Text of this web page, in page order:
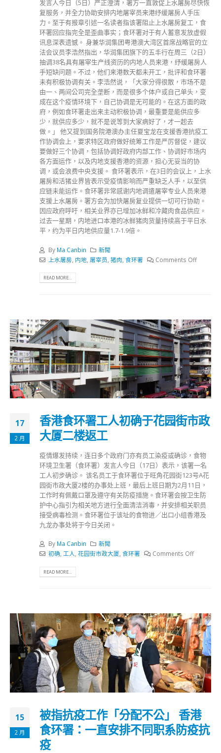
发言人今日（5日）严正澄清，署方一直敦促上水屠房尽快恢
复服务，并全力协助安排内地屠宰员来港纾缓屠房人手压
力。至于有报章引述一名读者指该署阻止上水屠房复工，食
环署回应指完全是歪曲事实；食环署对于有人蓄意发放虚假
讯息深表遗憾。 身兼华润集团粤港澳大湾区首席战略官的立
法会议员李浩然指出，华润集团旗下的五丰行在周三（2日）
抽调38名具有屠宰生产线资历的内地人员来港，纾缓屠房人
手短缺问题。不过，他们来港数天都未开工，批评和食环署
未有积极协调有关。李浩然说，「大家分得很散，市场不是
由一、两间公司完全垄断，而是很多个体户或自己单头，变
成在这个疫情环境下，自己协调是无可能的。在这方面的政
府，例如食环署走出来主动积极协调，最重要是能供应多
少，就供应多少，就不是说等到大家病好了，才一起去
做。」 他又提到国务院港澳办主任夏宝龙在支援香港抗疫工
作协调会上，要求特区政府做好统筹工作是严厉督促，建议
要做好三个协调，包括协调好政府内部工作、协调好市场内
各方面运作，以及内地支援香港的资源，担心无妥当的协
调，或会浪费中央支援。 食环署表示，在3日的会议上，上水
屠房和活猪业界皆表示受疫情影响而严重缺乏人手，以至供
应链未能运作。食环署非常感谢内地调遣屠宰专业人员来港
支援上水屠房。署方会为加快屠房复业提供一切可行协助。
因应政府呼吁，相关业界亦已增加冰鲜和冷藏肉食品供应。
过去一星期，内地进口本港的冰鲜猪肉货量持续高于平日水
平，约为平日内地供应量1.7-1.9倍。
By Ma Canbin
新聞
上水屠房 内地, 屠宰员 猪肉 食环署 Comments Off
READ MORE...
17
2 月
香港食环署工人初确于花园街市政
大厦二楼返工
疫情爆发持续，连日多个政府门亦有员工染疫或确诊，食物
环境卫生署（食环署）发言人今日（17日）表示，该署一名
工人初步确诊。 该名员工于食环署位于旺角花园街123号A花
园街市政大厦2楼的办事处上班，最后上班日期为2月11日，
工作时有佩戴口罩及遵守有关防疫措施。食环署会按卫生防
护中心指引为相关地方进行全面清洁消毒，并安排相关职员
接受病毒检测。食环署位于该址的食物进／出口小组香港及
九龙办事处将于今日关闭。
By Ma Canbin
新聞
初确, 工人, 花园街市政大厦, 食环署 Comments Off
READ MORE...
15
2 月
被指抗疫工作「分配不公」 香港
食环署：一直安排不同职系防疫抗
疫